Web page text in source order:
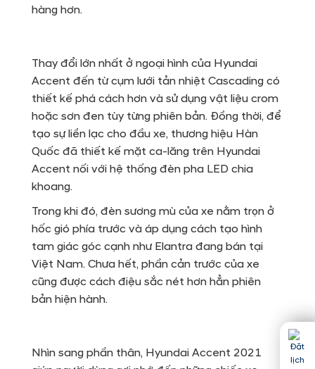
hàng hơn.
Thay đổi lớn nhất ở ngoại hình của Hyundai
Accent đến từ cụm lưới tản nhiệt Cascading có
thiết kế phá cách hơn và sử dụng vật liệu crom
hoặc sơn đen tùy từng phiên bản. Đồng thời, để
tạo sự liền lạc cho đầu xe, thương hiệu Hàn
Quốc đã thiết kế mặt ca-lăng trên Hyundai
Accent nối với hệ thống đèn pha LED chia
khoang.
Trong khi đó, đèn sương mù của xe nằm trọn ở
hốc gió phía trước và áp dụng cách tạo hình
tam giác góc cạnh như Elantra đang bán tại
Việt Nam. Chưa hết, phần cản trước của xe
cũng được cách điệu sắc nét hơn hẳn phiên
bản hiện hành.
Nhìn sang phần thân, Hyundai Accent 2021